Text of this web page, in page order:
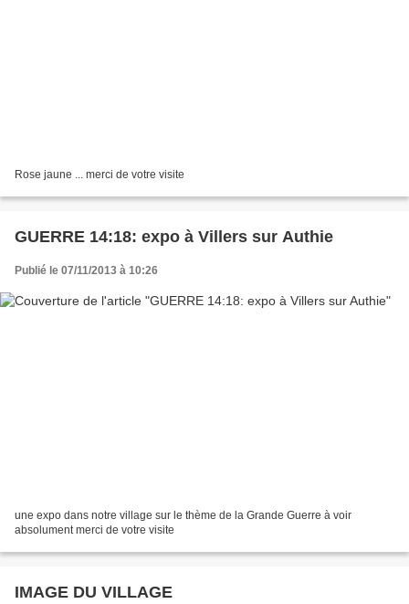
Rose jaune ... merci de votre visite
GUERRE 14:18: expo à Villers sur Authie
Publié le 07/11/2013 à 10:26
une expo dans notre village sur le thème de la Grande Guerre à voir
absolument merci de votre visite
IMAGE DU VILLAGE